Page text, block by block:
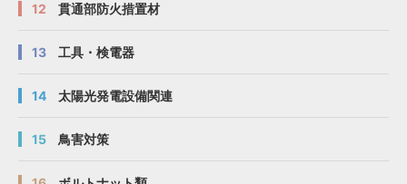
12 貫通部防火措置材
13 工具・検電器
14 太陽光発電設備関連
15 鳥害対策